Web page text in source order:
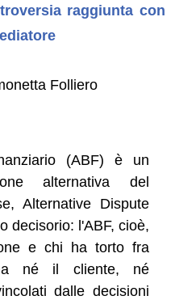
raggiunta con
Folliero
(ABF) è un
alternativa del
Alternative Dispute
decisorio: l'ABF, cioè,
e chi ha torto fra
né il cliente, né
dalle decisioni